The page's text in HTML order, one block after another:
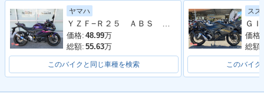
2021年 GSX250R A
BS・追加
R・カラーチェンジ
ヤマハ
ＹＺＦ−Ｒ２５ ＡＢＳ ２０２３年モデル ＲＧ７４Ｊ ＷＲ’Ｓマフラー
価格: 48.99万
総額: 55.63万
このバイクと同じ車種を検索
スズ
価格:
総額:
このバイク